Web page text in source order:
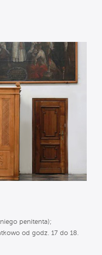
penitenta);
od godz. 17 do 18.